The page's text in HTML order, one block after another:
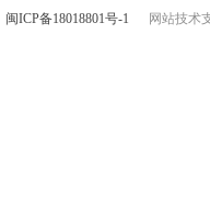
闽ICP备18018801号-1 网站技术